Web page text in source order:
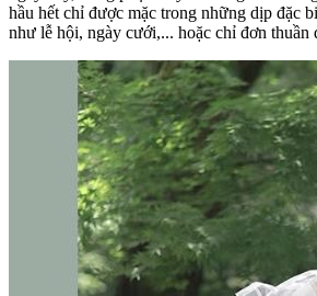
hầu hết chỉ được mặc trong những dịp đặc
như lễ hội, ngày cưới,... hoặc chỉ đơn thuần